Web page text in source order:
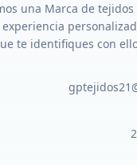
una Marca de
te identifiques con